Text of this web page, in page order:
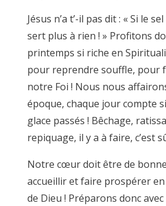
Jésus n’a t’-il pas dit : « Si le
sert plus à rien ! » Profitons
printemps si riche en
pour reprendre souffle, pour
notre Foi ! Nous nous
époque, chaque jour compte
glace passés ! Bêchage,
repiquage, il y a à faire, c’est
Notre cœur doit être de
accueillir et faire prospérer
de Dieu ! Préparons donc